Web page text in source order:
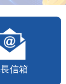
信箱